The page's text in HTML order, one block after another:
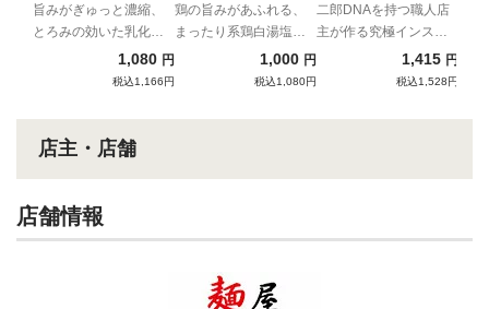
旨みがぎゅっと濃縮、
とろみの効いた乳化ス
ープと自家製極太麺の
強烈濃厚コンビネーシ
1,080 円
税込1,166円
鶏の旨みがあふれる、
まったり系鶏白湯塩ラ
1,000 円
税込1,080円
二郎DNAを持つ職人店
主が作る究極インスパ
1,415 円
税込1,528円
店主・店舗
店舗情報